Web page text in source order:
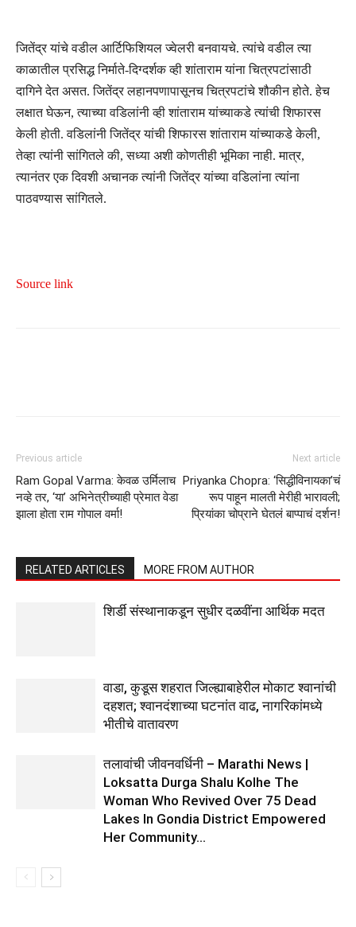
जितेंद्र यांचे वडील आर्टिफिशियल ज्वेलरी बनवायचे. त्यांचे वडील त्या
काळातील प्रसिद्ध निर्माते-दिग्दर्शक व्ही शांताराम यांना चित्रपटांसाठी
दागिने देत असत. जितेंद्र लहानपणापासूनच चित्रपटांचे शौकीन होते. हेच
लक्षात घेऊन, त्याच्या वडिलांनी व्ही शांताराम यांच्याकडे त्यांची शिफारस
केली होती. वडिलांनी जितेंद्र यांची शिफारस शांताराम यांच्याकडे केली,
तेव्हा त्यांनी सांगितले की, सध्या अशी कोणतीही भूमिका नाही. मात्र,
त्यानंतर एक दिवशी अचानक त्यांनी जितेंद्र यांच्या वडिलांना त्यांना
पाठवण्यास सांगितले.
Source link
Previous article
Ram Gopal Varma: केवळ उर्मिलाच
नव्हे तर, ‘या’ अभिनेत्रीच्याही प्रेमात वेडा
झाला होता राम गोपाल वर्मा!
Next article
Priyanka Chopra: ‘सिद्धीविनायका’चं
रूप पाहून मालती मेरीही भारावली;
प्रियांका चोप्राने घेतलं बाप्पाचं दर्शन!
RELATED ARTICLES MORE FROM AUTHOR
शिर्डी संस्थानाकडून सुधीर दळवींना आर्थिक मदत
वाडा, कुडूस शहरात जिल्ह्याबाहेरील मोकाट श्वानांची
दहशत; श्वानदंशाच्या घटनांत वाढ, नागरिकांमध्ये
भीतीचे वातावरण
तलावांची जीवनवर्धिनी – Marathi News |
Loksatta Durga Shalu Kolhe The
Woman Who Revived Over 75 Dead
Lakes In Gondia District Empowered
Her Community...